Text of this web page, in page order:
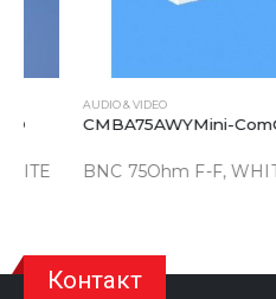
AUDIO & VIDEO
CMBA75AWYMini-Com®
BNC 75Ohm F-F, WHITE